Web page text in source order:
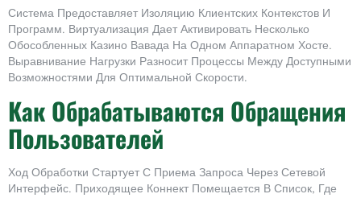
Система Предоставляет Изоляцию Клиентских Контекстов И
Программ. Виртуализация Дает Активировать Несколько
Обособленных Казино Вавада На Одном Аппаратном Хосте.
Выравнивание Нагрузки Разносит Процессы Между Доступными
Возможностями Для Оптимальной Скорости.
Как Обрабатываются Обращения
Пользователей
Ход Обработки Стартует С Приема Запроса Через Сетевой
Интерфейс. Приходящее Коннект Помещается В Список, Где